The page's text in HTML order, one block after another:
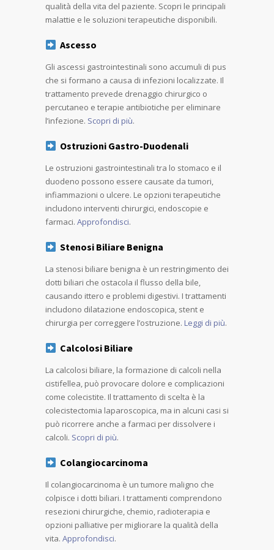
qualità della vita del paziente. Scopri le principali
malattie e le soluzioni terapeutiche disponibili.
Ascesso
Gli ascessi gastrointestinali sono accumuli di pus
che si formano a causa di infezioni localizzate. Il
trattamento prevede drenaggio chirurgico o
percutaneo e terapie antibiotiche per eliminare
l’infezione. Scopri di più.
Ostruzioni Gastro-Duodenali
Le ostruzioni gastrointestinali tra lo stomaco e il
duodeno possono essere causate da tumori,
infiammazioni o ulcere. Le opzioni terapeutiche
includono interventi chirurgici, endoscopie e
farmaci. Approfondisci.
Stenosi Biliare Benigna
La stenosi biliare benigna è un restringimento dei
dotti biliari che ostacola il flusso della bile,
causando ittero e problemi digestivi. I trattamenti
includono dilatazione endoscopica, stent e
chirurgia per correggere l’ostruzione. Leggi di più.
Calcolosi Biliare
La calcolosi biliare, la formazione di calcoli nella
cistifellea, può provocare dolore e complicazioni
come colecistite. Il trattamento di scelta è la
colecistectomia laparoscopica, ma in alcuni casi si
può ricorrere anche a farmaci per dissolvere i
calcoli. Scopri di più.
Colangiocarcinoma
Il colangiocarcinoma è un tumore maligno che
colpisce i dotti biliari. I trattamenti comprendono
resezioni chirurgiche, chemio, radioterapia e
opzioni palliative per migliorare la qualità della
vita. Approfondisci.